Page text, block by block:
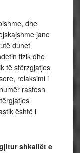
dhe
jane
duhet
fizik dhe
të stërzgjatjes
relaksimi i
rastesh
është i
shkallët e